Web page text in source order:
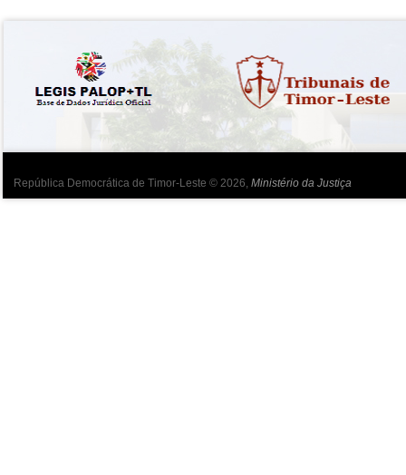
República Democrática de Timor-Leste © 2026, Ministério da Justiça